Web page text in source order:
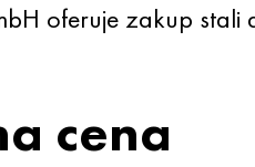
oferuje zakup
cena